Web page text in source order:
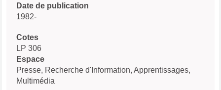
Date de publication
1982-
Cotes
LP 306
Espace
Presse, Recherche d'Information, Apprentissages,
Multimédia